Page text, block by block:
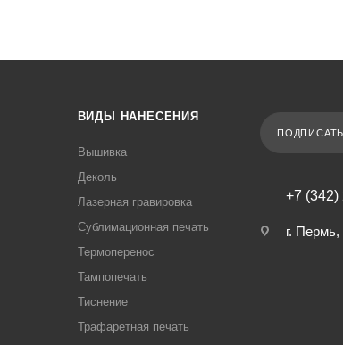
ВИДЫ НАНЕСЕНИЯ
Вышивка
Деколь
Лазерная гравировка
Сублимационная печать
Термоперенос
Тампопечать
Тиснение
Трафаретная печать
+7 (342)
г.